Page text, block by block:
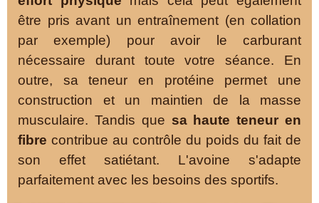
être pris avant un entraînement (en collation
par exemple) pour avoir le carburant
nécessaire durant toute votre séance. En
outre, sa teneur en protéine permet une
construction et un maintien de la masse
musculaire. Tandis que sa haute teneur en
fibre contribue au contrôle du poids du fait de
son effet satiétant. L'avoine s'adapte
parfaitement avec les besoins des sportifs.